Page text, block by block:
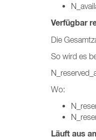
Verfügbar
Die
So wird es
Wo:
Läuft aus